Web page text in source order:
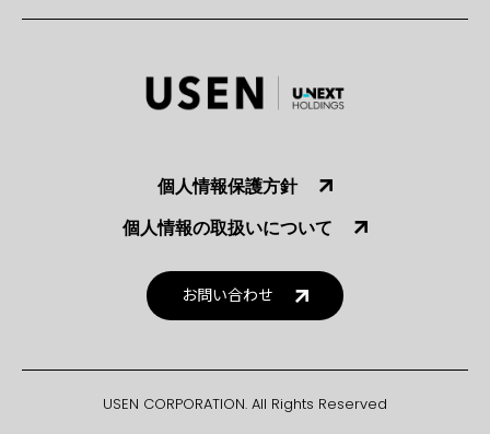
個人情報保護方針
個人情報の取扱いについて
お問い合わせ
USEN CORPORATION. All Rights Reserved